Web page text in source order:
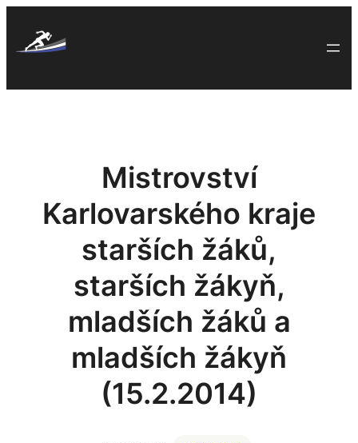
Mistrovství
Karlovarského kraje
starších žáků,
starších žákyň,
mladších žáků a
mladších žákyň
(15.2.2014)